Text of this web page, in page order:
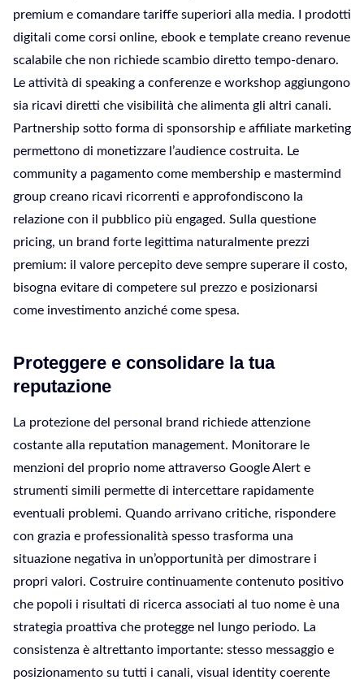
premium e comandare tariffe superiori alla media. I prodotti
digitali come corsi online, ebook e template creano revenue
scalabile che non richiede scambio diretto tempo-denaro.
Le attività di speaking a conferenze e workshop aggiungono
sia ricavi diretti che visibilità che alimenta gli altri canali.
Partnership sotto forma di sponsorship e affiliate marketing
permettono di monetizzare l’audience costruita. Le
community a pagamento come membership e mastermind
group creano ricavi ricorrenti e approfondiscono la
relazione con il pubblico più engaged. Sulla questione
pricing, un brand forte legittima naturalmente prezzi
premium: il valore percepito deve sempre superare il costo,
bisogna evitare di competere sul prezzo e posizionarsi
come investimento anziché come spesa.
Proteggere e consolidare la tua
reputazione
La protezione del personal brand richiede attenzione
costante alla reputation management. Monitorare le
menzioni del proprio nome attraverso Google Alert e
strumenti simili permette di intercettare rapidamente
eventuali problemi. Quando arrivano critiche, rispondere
con grazia e professionalità spesso trasforma una
situazione negativa in un’opportunità per dimostrare i
propri valori. Costruire continuamente contenuto positivo
che popoli i risultati di ricerca associati al tuo nome è una
strategia proattiva che protegge nel lungo periodo. La
consistenza è altrettanto importante: stesso messaggio e
posizionamento su tutti i canali, visual identity coerente